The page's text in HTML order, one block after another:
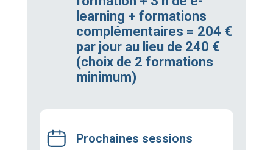
learning + formations
complémentaires = 204 €
par jour au lieu de 240 €
(choix de 2 formations
minimum)
Prochaines sessions